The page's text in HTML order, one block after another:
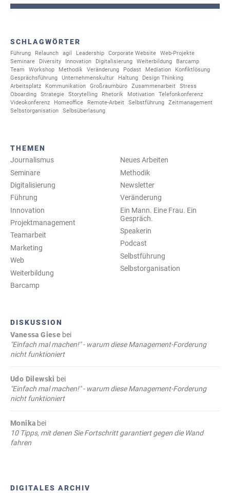
SCHLAGWÖRTER
Führung Relaunch agil Leadership Corporate Website
Web-Projekte
Seminare
Diversity Innovation Digitalisierung Weiterbildung
Barcamp
Team
Workshop Methodik Veränderung Podast Mediation
Konfiktlösung
Gesprächsführung
Unternehmenskultur Haltung
Design Thinking
Arbeitsplatz
Kommunikation Großraumbüro Zusammenarbeit
Stress
Oboarding
Strategie Storytelling Rhetorik Motivation
Telefonkonferenz
Videokonferenz
Homeoffice Remote-Arbeit Selbstführung
Zeitmanagement
Selbstorganisation
Selbsüberlasung
THEMEN
Journalismus
Seminare
Digitalisierung
Führung
Innovation
Projektmanagement
Teamarbeit
Marketing
Web
Weiterbildung
Barcamp
Neues Arbeiten
Methodik
Newsletter
Veränderung
Ein Mann. Eine Frau. Ein
Gespräch.
Speakerin
Podcast
Selbstführung
Selbstorganisation
DISKUSSION
Vanessa Giese bei
"Einfach mal machen!" - warum diese Management-Forderung
nicht funktioniert
Udo Dilewski bei
"Einfach mal machen!" - warum diese Management-Forderung
nicht funktioniert
Monika bei
10 Tipps, mit denen Sie Fortschritt garantiert gegen die Wand
fahren
DIGITALES ARCHIV